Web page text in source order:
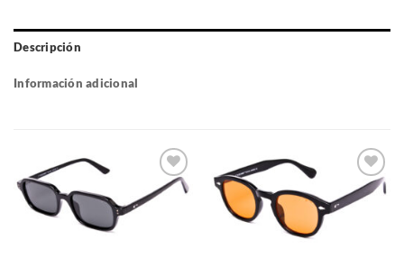
Descripción
Información adicional
Gafas
de sol
Gafas
de sol